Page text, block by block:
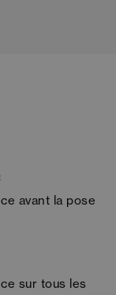
avant la pose
sur tous les